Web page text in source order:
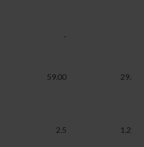
-
59.00 29.5
2.5 1.25